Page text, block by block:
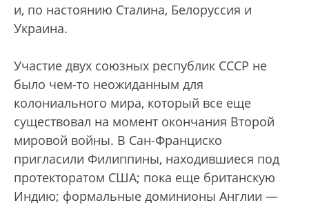
и, по настоянию Сталина, Белоруссия и
Украина.
Участие двух союзных республик СССР не
было чем-то неожиданным для
колониального мира, который все еще
существовал на момент окончания Второй
мировой войны. В Сан-Франциско
пригласили Филиппины, находившиеся под
протекторатом США; пока еще британскую
Индию; формальные доминионы Англии —